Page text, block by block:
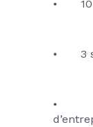
•
•
•	1 responsable gérant